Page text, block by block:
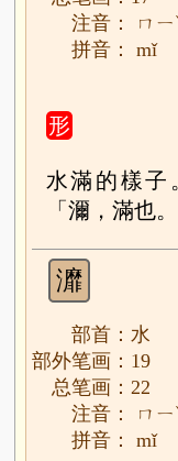
注音： ㄇㄧ
拼音： mǐ
形
水滿的樣子
「濔，滿也。
灖
部首：水
部外笔画：19
总笔画：22
注音： ㄇㄧ
拼音： mǐ